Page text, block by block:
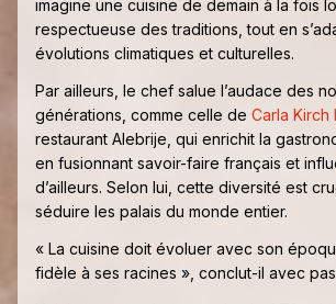
imagine une cuisine de demain à la fois
respectueuse des traditions, tout en
évolutions climatiques et culturelles.
Par ailleurs, le chef salue l’audace des
générations, comme celle de Carla Kirch
restaurant Alebrije, qui enrichit la
en fusionnant savoir-faire français et
d’ailleurs. Selon lui, cette diversité est
séduire les palais du monde entier.
« La cuisine doit évoluer avec son
fidèle à ses racines », conclut-il avec